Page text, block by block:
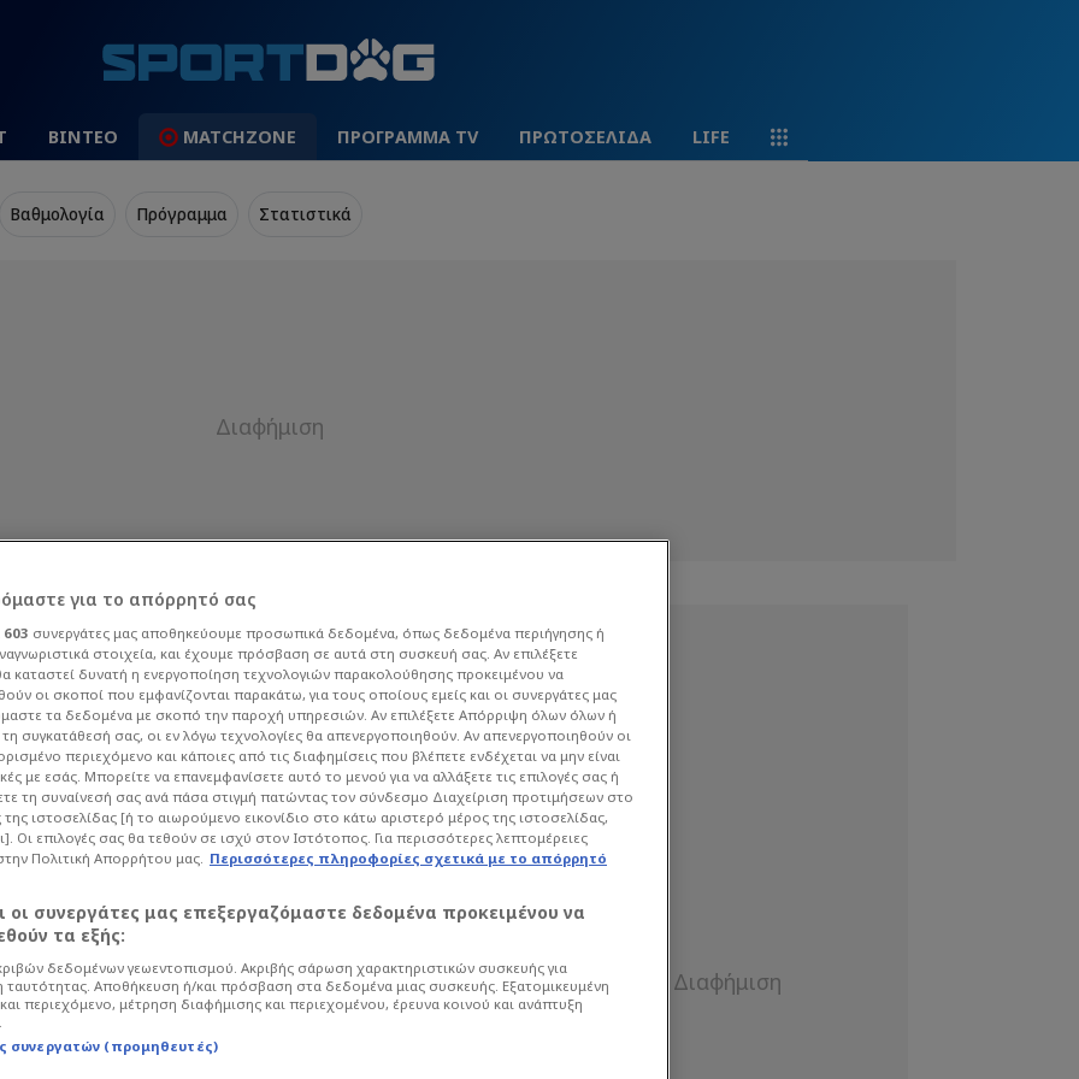
ΒΙΝΤΕΟ MATCHZONE ΠΡΟΓΡΑΜΜΑ TV ΠΡΩΤΟΣΕΛΙΔΑ LIFE
Βαθμολογία Πρόγραμμα Στατιστικά
ευρώ τον μήνα ο
Super League
τον Ράφα Μπενίτεθ οδεύει οριστικά
μόνο οι τελευταίες διαδικαστικές
και επίσημα το διαζύγιο των δύο
για το απόρρητό σας
603 συνεργάτες μας αποθηκεύουμε προσωπικά δεδομένα, όπως δεδομένα περιήγησης ή
στοιχεία, και έχουμε πρόσβαση σε αυτά στη συσκευή σας. Αν επιλέξετε
καταστεί δυνατή η ενεργοποίηση τεχνολογιών παρακολούθησης προκειμένου να
οι σκοποί που εμφανίζονται παρακάτω, για τους οποίους εμείς και οι συνεργάτες μας
τα δεδομένα με σκοπό την παροχή υπηρεσιών. Αν επιλέξετε Απόρριψη όλων όλων ή
συγκατάθεσή σας, οι εν λόγω τεχνολογίες θα απενεργοποιηθούν. Αν απενεργοποιηθούν οι
περιεχόμενο και κάποιες από τις διαφημίσεις που βλέπετε ενδέχεται να μην είναι
με εσάς. Μπορείτε να επανεμφανίσετε αυτό το μενού για να αλλάξετε τις επιλογές σας ή
τη συναίνεσή σας ανά πάσα στιγμή πατώντας τον σύνδεσμο Διαχείριση προτιμήσεων στο
ιστοσελίδας [ή το αιωρούμενο εικονίδιο στο κάτω αριστερό μέρος της ιστοσελίδας,
Οι επιλογές σας θα τεθούν σε ισχύ στον Ιστότοπος. Για περισσότερες λεπτομέρειες
Πολιτική Απορρήτου μας. Περισσότερες πληροφορίες σχετικά με το απόρρητό
οι συνεργάτες μας επεξεργαζόμαστε δεδομένα προκειμένου να
τα εξής:
δεδομένων γεωεντοπισμού. Ακριβής σάρωση χαρακτηριστικών συσκευής για
ταυτότητας. Αποθήκευση ή/και πρόσβαση στα δεδομένα μιας συσκευής. Εξατομικευμένη
περιεχόμενο, μέτρηση διαφήμισης και περιεχομένου, έρευνα κοινού και ανάπτυξη
συνεργατών (προμηθευτές)